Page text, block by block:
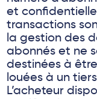
et
transactions
la gestion des
abonnés et ne
destinées à
louées à un
L’acheteur